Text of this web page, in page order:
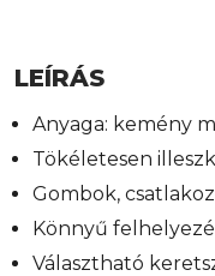
LEÍRÁS
Anyaga: kemény
Tökéletesen
Gombok,
Könnyű
Választható